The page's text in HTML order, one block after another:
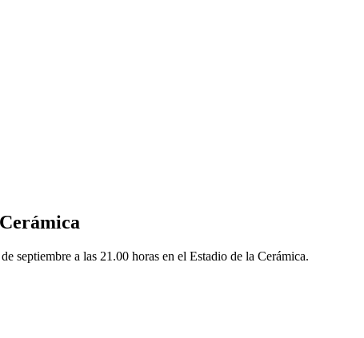
septiembre a las 21.00 horas en el Estadio de la Cerámica.